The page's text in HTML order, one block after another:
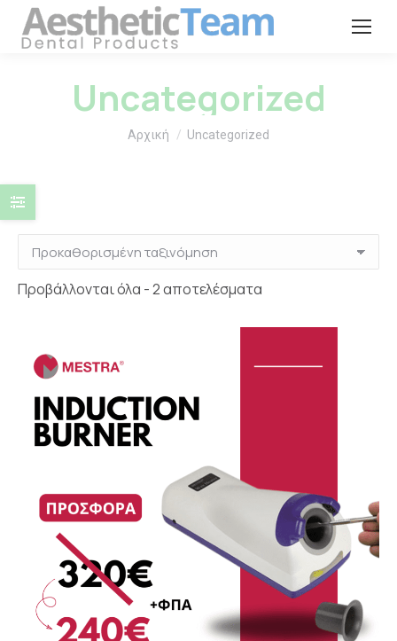
Uncategorized
You are here:
Αρχική Uncategorized
Προβάλλονται όλα - 2 αποτελέσματα